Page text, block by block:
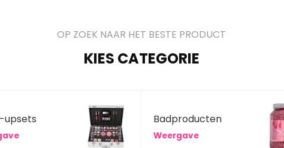
OP ZOEK NAAR HET BESTE PRODUCT
KIES CATEGORIE
upsets Badproducten
Weergave